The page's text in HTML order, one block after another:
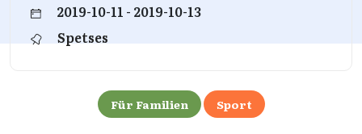
2019-10-11 - 2019-10-13
Spetses
Für Familien Sport